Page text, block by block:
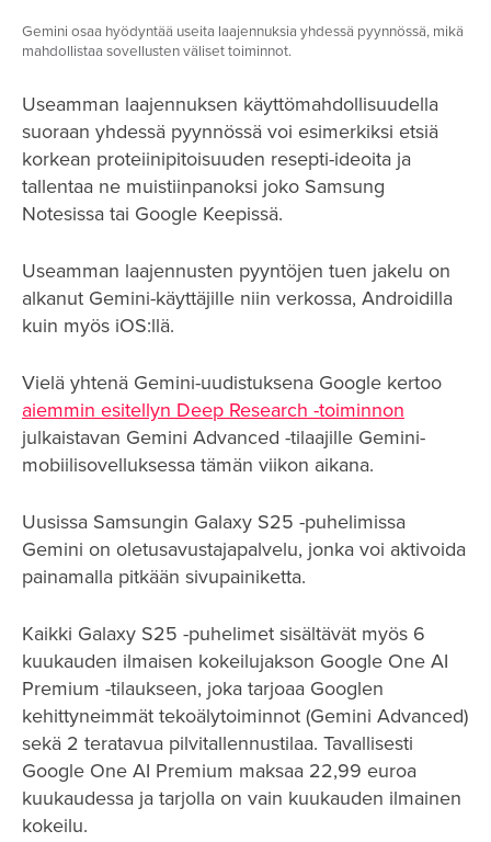
Gemini osaa hyödyntää useita laajennuksia yhdessä pyynnössä, mikä
mahdollistaa sovellusten väliset toiminnot.
Useamman laajennuksen käyttömahdollisuudella
suoraan yhdessä pyynnössä voi esimerkiksi etsiä
korkean proteiinipitoisuuden resepti-ideoita ja
tallentaa ne muistiinpanoksi joko Samsung
Notesissa tai Google Keepissä.
Useamman laajennusten pyyntöjen tuen jakelu on
alkanut Gemini-käyttäjille niin verkossa, Androidilla
kuin myös iOS:llä.
Vielä yhtenä Gemini-uudistuksena Google kertoo
aiemmin esitellyn Deep Research -toiminnon
julkaistavan Gemini Advanced -tilaajille Gemini-
mobiilisovelluksessa tämän viikon aikana.
Uusissa Samsungin Galaxy S25 -puhelimissa
Gemini on oletusavustajapalvelu, jonka voi aktivoida
painamalla pitkään sivupainiketta.
Kaikki Galaxy S25 -puhelimet sisältävät myös 6
kuukauden ilmaisen kokeilujakson Google One AI
Premium -tilaukseen, joka tarjoaa Googlen
kehittyneimmät tekoälytoiminnot (Gemini Advanced)
sekä 2 teratavua pilvitallennustilaa. Tavallisesti
Google One AI Premium maksaa 22,99 euroa
kuukaudessa ja tarjolla on vain kuukauden ilmainen
kokeilu.